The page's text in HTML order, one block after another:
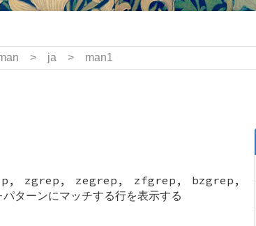
> ja > man1
zgrep, zegrep, zfgrep, bzgrep,
ーンにマッチする行を表示する